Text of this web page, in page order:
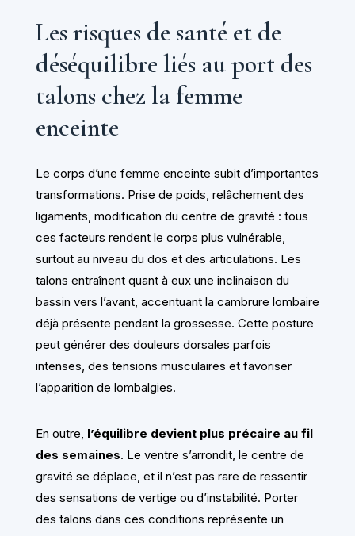
Les risques de santé et de
déséquilibre liés au port des
talons chez la femme
enceinte
Le corps d’une femme enceinte subit d’importantes
transformations. Prise de poids, relâchement des
ligaments, modification du centre de gravité : tous
ces facteurs rendent le corps plus vulnérable,
surtout au niveau du dos et des articulations. Les
talons entraînent quant à eux une inclinaison du
bassin vers l’avant, accentuant la cambrure lombaire
déjà présente pendant la grossesse. Cette posture
peut générer des douleurs dorsales parfois
intenses, des tensions musculaires et favoriser
l’apparition de lombalgies.
En outre, l’équilibre devient plus précaire au fil
des semaines. Le ventre s’arrondit, le centre de
gravité se déplace, et il n’est pas rare de ressentir
des sensations de vertige ou d’instabilité. Porter
des talons dans ces conditions représente un